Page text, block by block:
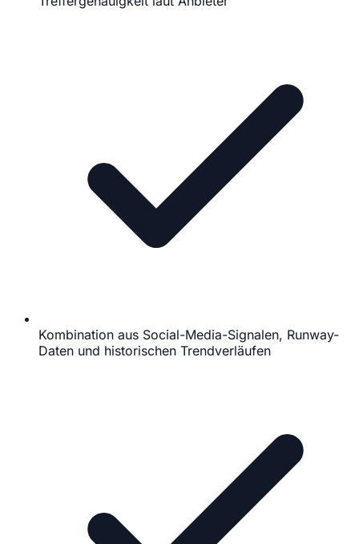
Kombination aus Social-Media-Signalen, Runway-
Daten und historischen Trendverläufen